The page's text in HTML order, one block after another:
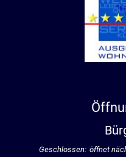
Klicken, um weitere
Geschlossen: öffnet